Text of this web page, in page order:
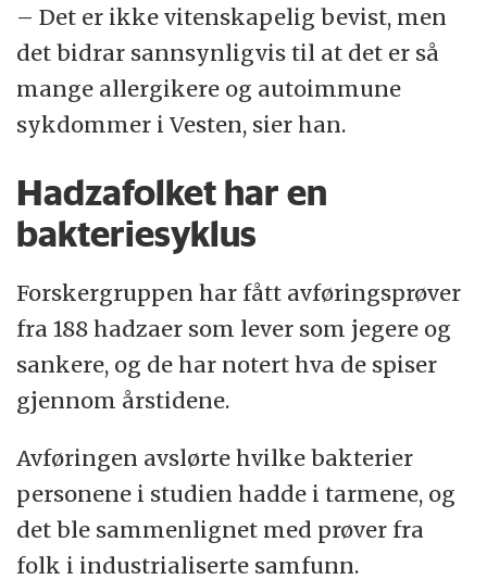
– Det er ikke vitenskapelig bevist, men
det bidrar sannsynligvis til at det er så
mange allergikere og autoimmune
sykdommer i Vesten, sier han.
Hadzafolket har en
bakteriesyklus
Forskergruppen har fått avføringsprøver
fra 188 hadzaer som lever som jegere og
sankere, og de har notert hva de spiser
gjennom årstidene.
Avføringen avslørte hvilke bakterier
personene i studien hadde i tarmene, og
det ble sammenlignet med prøver fra
folk i industrialiserte samfunn.